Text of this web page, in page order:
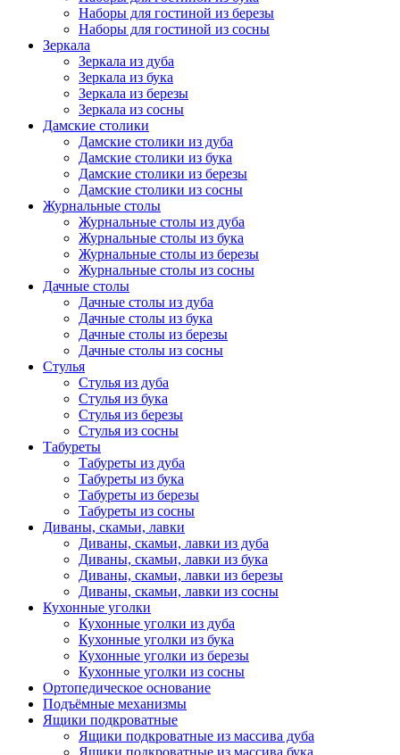
Наборы для гостиной из березы
Наборы для гостиной из сосны
Зеркала
Зеркала из дуба
Зеркала из бука
Зеркала из березы
Зеркала из сосны
Дамские столики
Дамские столики из дуба
Дамские столики из бука
Дамские столики из березы
Дамские столики из сосны
Журнальные столы
Журнальные столы из дуба
Журнальные столы из бука
Журнальные столы из березы
Журнальные столы из сосны
Дачные столы
Дачные столы из дуба
Дачные столы из бука
Дачные столы из березы
Дачные столы из сосны
Стулья
Стулья из дуба
Стулья из бука
Стулья из березы
Стулья из сосны
Табуреты
Табуреты из дуба
Табуреты из бука
Табуреты из березы
Табуреты из сосны
Диваны, скамьи, лавки
Диваны, скамьи, лавки из дуба
Диваны, скамьи, лавки из бука
Диваны, скамьи, лавки из березы
Диваны, скамьи, лавки из сосны
Кухонные уголки
Кухонные уголки из дуба
Кухонные уголки из бука
Кухонные уголки из березы
Кухонные уголки из сосны
Ортопедическое основание
Подъёмные механизмы
Ящики подкроватные
Ящики подкроватные из массива дуба
Ящики подкроватные из массива бука